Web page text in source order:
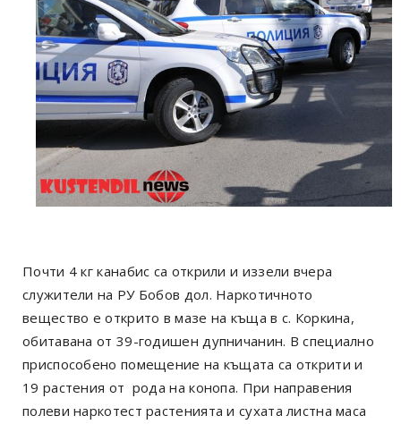
Почти 4 кг канабис са открили и иззели вчера
служители на РУ Бобов дол. Наркотичното
вещество е открито в мазе на къща в с. Коркина,
обитавана от 39-годишен дупничанин. В специално
приспособено помещение на къщата са открити и
19 растения от рода на конопа. При направения
полеви наркотест растенията и сухата листна маса